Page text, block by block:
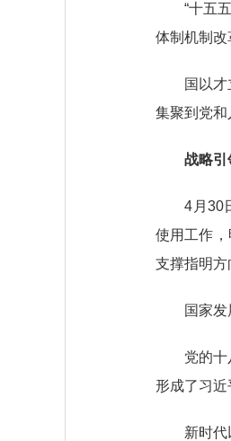
“十五五”
体制机制改
国以才立
集聚到党和
战略
4月30日
使用工作，
支撑指明方
国家发展
党的十八
形成了习近
新时代以